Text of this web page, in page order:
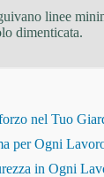
linee
dimenticata.
nel Tuo
per Ogni
in Ogni